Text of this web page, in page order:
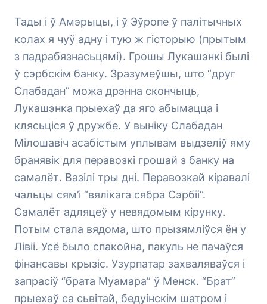
Тады і ў Амэрыцы, і ў Эўропе ў палітычных
колах я чуў адну і тую ж гісторыю (прытым
з падрабязнасьцямі). Грошы Лукашэнкі былі
ў сэрбскім банку. Зразумеўшы, што “друг
Слабадан” можа дрэнна скончыць,
Лукашэнка прыехаў да яго абымацца і
клясьціся ў дружбе. У выніку Слабадан
Мілошавіч асабістым уплывам выдзеліў яму
бранявік для перавозкі грошай з банку на
самалёт. Вазілі тры дні. Перавозкай кіравалі
чальцы сям’і “вялікага сябра Сэрбіі”.
Самалёт адляцеў у невядомым кірунку.
Потым стала вядома, што прызямліўся ён у
Лівіі. Усё было спакойна, пакуль не пачаўся
фінансавы крызіс. Узурпатар захваляваўся і
запрасіў “брата Муамара” ў Менск. “Брат”
прыехаў са сьвітай, бедуінскім шатром і